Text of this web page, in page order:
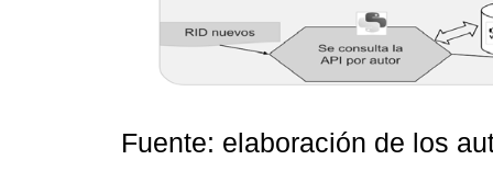
Fuente: elaboración de los